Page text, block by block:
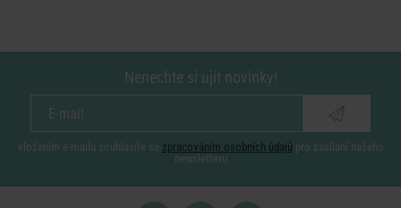
Nenechte si ujít novinky!
vložením e-mailu souhlasíte se zpracováním osobních údajů pro zasílání našeho
newsletteru